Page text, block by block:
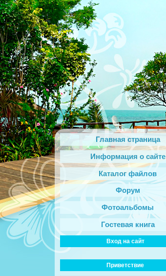
Главная страница
Информация о сайте
Каталог файлов
Форум
Фотоальбомы
Гостевая книга
Вход на сайт
Приветствие